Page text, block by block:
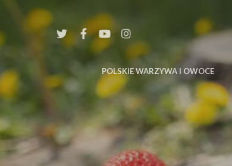
POLSKIE WARZYWA I OWOCE